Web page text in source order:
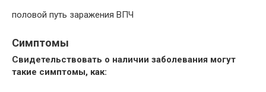
половой путь заражения ВПЧ
Симптомы
Свидетельствовать о наличии заболевания могут
такие симптомы, как: